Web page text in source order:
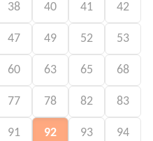
38 40 41 42
47 49 52 53
60 63 65 68
77 78 82 83
91 92 93 94